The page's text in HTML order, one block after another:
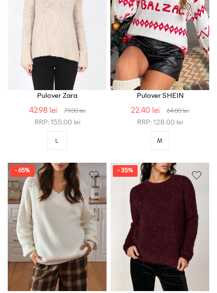
Pulover Zara
42.98 lei 79.00 lei
RRP: 155.00 lei
L
Pulover SHEIN
22.40 lei 64.00 lei
RRP: 128.00 lei
M
- 65% - 35%